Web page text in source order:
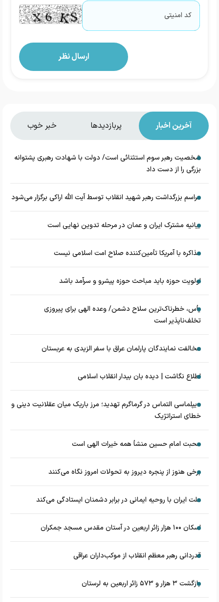
آخرین اخبار پربازدیدها خبر خوب
شخصیت رهبر سوم استثنائی است/ دولت با شهادت رهبری پشتوانه
بزرگی را از دست داد
مراسم بزرگداشت رهبر شهید انقلاب توسط آیت الله اراکی برگزار می‌شود
بیانیه مشترک ایران و عمان در مرحله تدوین نهایی است
مذاکره با آمریکا تأمین‌کننده صلاح امت اسلامی نیست
اولویت حوزه باید مباحث حوزه پیشرو و سرآمد باشد
یأس، خطرناک‌ترین سلاح دشمن/ وعده الهی برای پیروزی
تخلف‌ناپذیر است
مخالفت نمایندگان پارلمان عراق با سفر الزیدی به عربستان
اطلاع نگاشت | دیده بان بیدار انقلاب اسلامی
دیپلماسی التماس در گرماگرم تهدید؛ مرز باریک میان عقلانیت دینی و
خطای استراتژیک
محبت امام حسین منشأ همه خیرات الهی است
برخی هنوز از پنجره دیروز به تحولات امروز نگاه می‌کنند
ملت ایران با روحیه ایمانی در برابر دشمنان ایستادگی می‌کند
اسکان ۱۰۰ هزار زائر اربعین در آستان مقدس مسجد جمکران
قدردانی رهبر معظم انقلاب از موکب‌داران عراقی
بازگشت ۳ هزار و ۵۷۳ زائر اربعین به لرستان